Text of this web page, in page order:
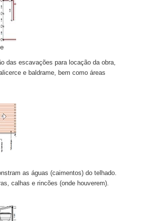
das escavações para locação da obra,
e baldrame, bem como áreas
as águas (caimentos) do telhado.
calhas e rincões (onde houverem).